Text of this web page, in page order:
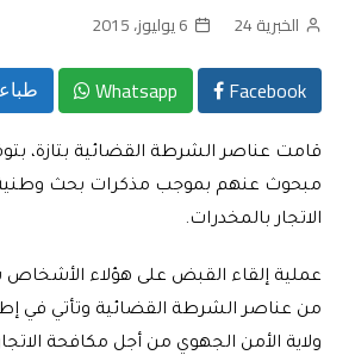
الخبرية 24 6 يوليوز، 2015
Facebook
Whatsapp
مبحوث عنهم بموجب مذكرات بحث
الاتجار بالمخدرات.
عملية إلقاء القبض على هؤلاء الأشخاص
من عناصر الشرطة القضائية وتأتي في
ولاية الأمن الجهوي من أجل مكافحة